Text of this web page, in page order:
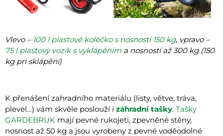
Vlevo – 100 l plastové kolečko s nosností 150 kg, vpravo –
75 l plastový vozík s vyklápěním a nosností až 300 kg (150
kg pri sklápění)
K přenášení zahradního materiálu (listy, větve, tráva,
plevel…) vám skvěle poslouží i záhradní tašky. Tašky
GARDEBRUK mají pevné rukojeti, zpevněné stěny,
nosnost až 50 kg a jsou vyrobeny z pevné voděodolné